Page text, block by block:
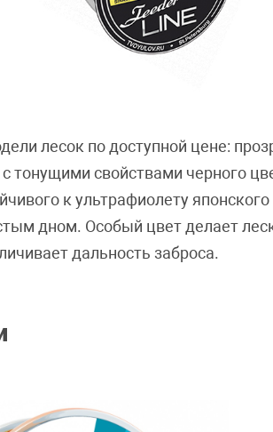
лесок по доступной цене:
тонущими свойствами черного
к ультрафиолету
дном. Особый цвет делает
дальность заброса.